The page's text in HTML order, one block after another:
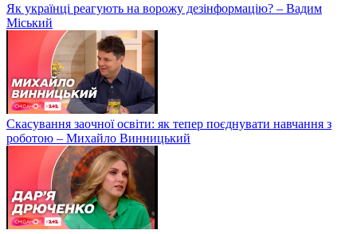
Як українці реагують на ворожу дезінформацію? – Вадим
Міський
Скасування заочної освіти: як тепер поєднувати навчання з
роботою – Михайло Винницький